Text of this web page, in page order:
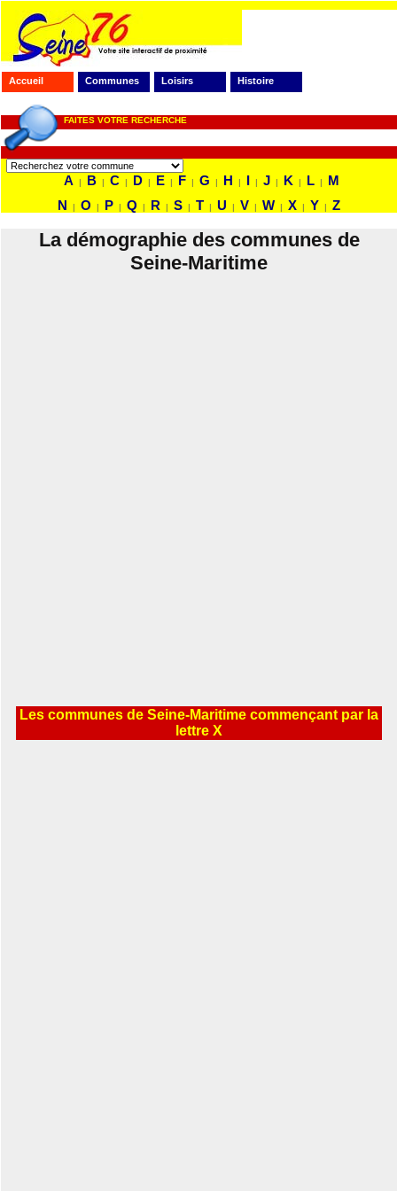
Accueil Communes Loisirs Histoire
FAITES VOTRE RECHERCHE
A | B | C | D | E | F | G | H | I | J | K | L |
M
N
| O | P | Q | R | S | T | U | V | W | X | Y | Z
La démographie des communes de
Seine-Maritime
Les communes de Seine-Maritime commençant par la
lettre X